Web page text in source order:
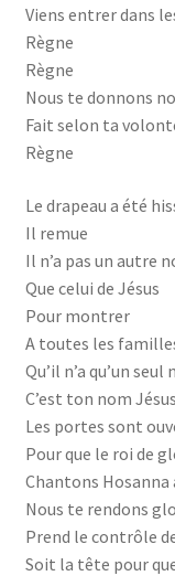
Viens entrer dans
Règne
Règne
Nous te donnons
Fait selon ta
Règne
Le drapeau a été
Il remue
Il n’a pas un autre
Que celui de Jésus
Pour montrer
A toutes les
Qu’il n’a qu’un seul
C’est ton nom Jésus
Les portes sont
Pour que le roi de
Chantons Hosanna
Nous te rendons
Prend le contrôle
Soit la tête pour